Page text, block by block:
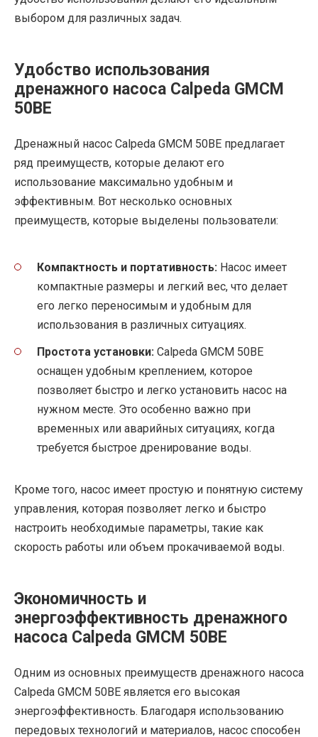
выбором для различных задач.
Удобство использования
дренажного насоса Calpeda GMCM
50BE
Дренажный насос Calpeda GMCM 50BE предлагает
ряд преимуществ, которые делают его
использование максимально удобным и
эффективным. Вот несколько основных
преимуществ, которые выделены пользователи:
Компактность и портативность: Насос имеет
компактные размеры и легкий вес, что делает
его легко переносимым и удобным для
использования в различных ситуациях.
Простота установки: Calpeda GMCM 50BE
оснащен удобным креплением, которое
позволяет быстро и легко установить насос на
нужном месте. Это особенно важно при
временных или аварийных ситуациях, когда
требуется быстрое дренирование воды.
Кроме того, насос имеет простую и понятную систему
управления, которая позволяет легко и быстро
настроить необходимые параметры, такие как
скорость работы или объем прокачиваемой воды.
Экономичность и
энергоэффективность дренажного
насоса Calpeda GMCM 50BE
Одним из основных преимуществ дренажного насоса
Calpeda GMCM 50BE является его высокая
энергоэффективность. Благодаря использованию
передовых технологий и материалов, насос способен